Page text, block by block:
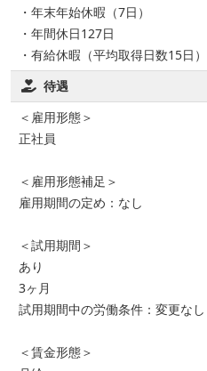
・年末年始休暇（7日）
・年間休日127日
・有給休暇（平均取得日数15日）
待遇
＜雇用形態＞
正社員
＜雇用形態補足＞
雇用期間の定め：なし
＜試用期間＞
あり
3ヶ月
試用期間中の労働条件：変更なし
＜賃金形態＞